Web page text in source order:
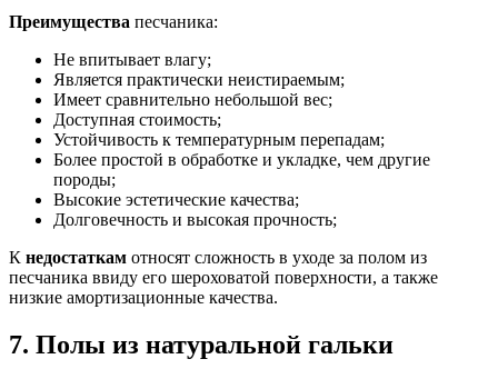
Преимущества песчаника:
Не впитывает влагу;
Является практически неистираемым;
Имеет сравнительно небольшой вес;
Доступная стоимость;
Устойчивость к температурным перепадам;
Более простой в обработке и укладке, чем другие
породы;
Высокие эстетические качества;
Долговечность и высокая прочность;
К недостаткам относят сложность в уходе за полом из
песчаника ввиду его шероховатой поверхности, а также
низкие амортизационные качества.
7. Полы из натуральной гальки